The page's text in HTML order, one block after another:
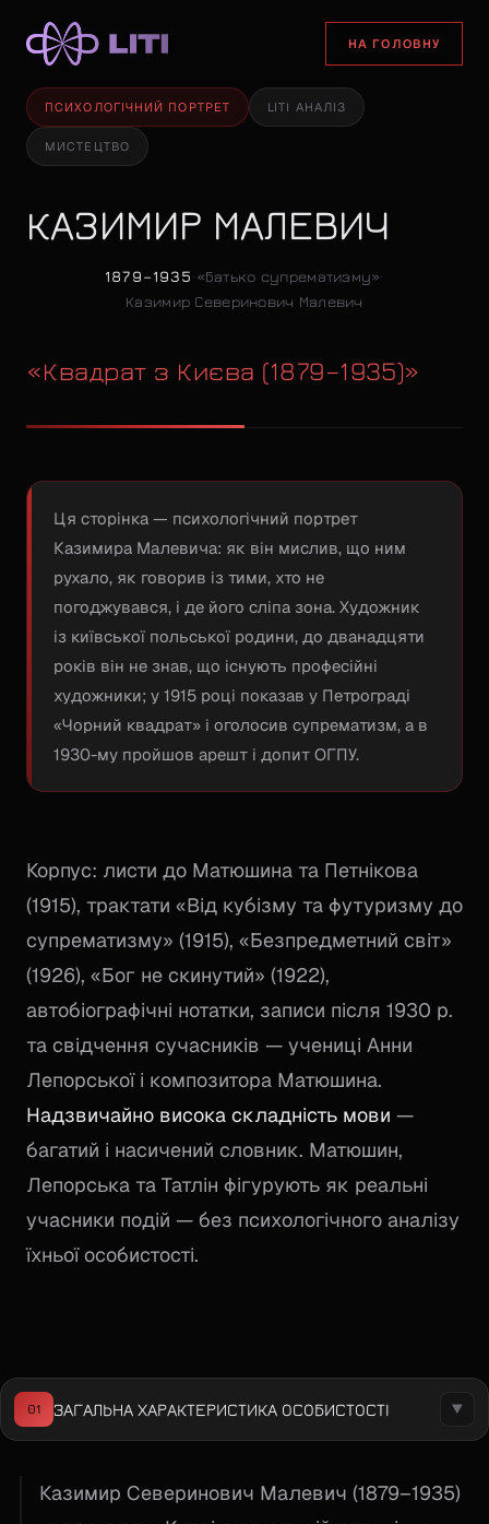
НА ГОЛОВНУ
ПСИХОЛОГІЧНИЙ ПОРТРЕТ LITI АНАЛІЗ
МИСТЕЦТВО
КАЗИМИР МАЛЕВИЧ
1879–1935·«Батько супрематизму»·
Казимир Северинович Малевич
«Квадрат з Києва (1879–1935)»
Ця сторінка — психологічний портрет
Казимира Малевича: як він мислив, що ним
рухало, як говорив із тими, хто не
погоджувався, і де його сліпа зона. Художник
із київської польської родини, до дванадцяти
років він не знав, що існують професійні
художники; у 1915 році показав у Петрограді
«Чорний квадрат» і оголосив супрематизм, а в
1930-му пройшов арешт і допит ОГПУ.
Корпус: листи до Матюшина та Петнікова
(1915), трактати «Від кубізму та футуризму до
супрематизму» (1915), «Безпредметний світ»
(1926), «Бог не скинутий» (1922),
автобіографічні нотатки, записи після 1930 р.
та свідчення сучасників — учениці Анни
Лепорської і композитора Матюшина.
Надзвичайно висока складність мови —
багатий і насичений словник. Матюшин,
Лепорська та Татлін фігурують як реальні
учасники подій — без психологічного аналізу
їхньої особистості.
01 ЗАГАЛЬНА ХАРАКТЕРИСТИКА ОСОБИСТОСТІ ▼
Казимир Северинович Малевич (1879–1935)